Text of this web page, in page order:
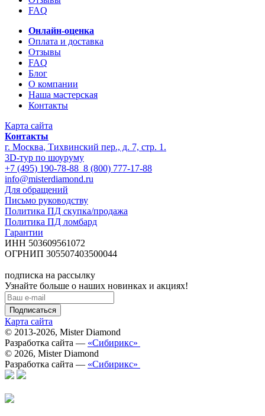
FAQ
Онлайн-оценка
Оплата и доставка
Отзывы
FAQ
Блог
О компании
Наша мастерская
Контакты
Карта сайта
Контакты
г. Москва, Тихвинский пер., д. 7, стр. 1.
3D-тур по шоуруму
+7 (495) 190-78-88 8 (800) 777-17-88
info@misterdiamond.ru
Для обращений
Письмо руководству
Политика ПД скупка/продажа
Политика ПД ломбард
Гарантии
ИНН 503609561072
ОГРНИП 305507403500044
подписка на рассылку
Узнайте больше о наших новинках и акциях!
Карта сайта
© 2013-2026, Mister Diamond
Разработка сайта — «Сибирикс»
© 2026, Mister Diamond
Разработка сайта — «Сибирикс»